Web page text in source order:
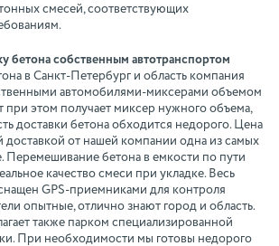
смесей, соответствующих
бетона собственным автотранспортом
в Санкт-Петербург и область компания
автомобилями-миксерами объемом
при этом получает миксер нужного объема,
доставки бетона обходится недорого. Цена
доставкой от нашей компании одна из самых
Перемешивание бетона в емкости по пути
качество смеси при укладке. Весь
GPS-приемниками для контроля
опытные, отлично знают город и область.
также парком специализированной
При необходимости мы готовы недорого